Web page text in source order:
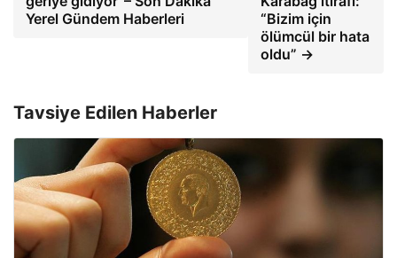
Yerel Gündem Haberleri
“Bizim için
ölümcül bir hata
oldu” →
Tavsiye Edilen Haberler